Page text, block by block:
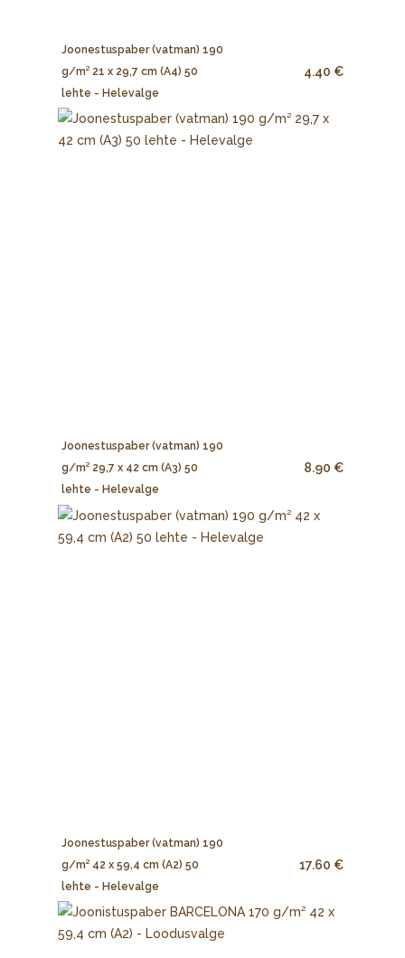
Joonestuspaber (vatman) 190
g/m² 21 x 29,7 cm (A4) 50
lehte - Helevalge
4.40 €
Joonestuspaber (vatman) 190
g/m² 29,7 x 42 cm (A3) 50
lehte - Helevalge
8.90 €
Joonestuspaber (vatman) 190
g/m² 42 x 59,4 cm (A2) 50
lehte - Helevalge
17.60 €